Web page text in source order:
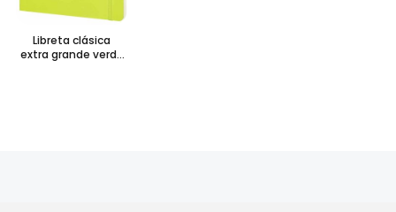
Libreta clásica
extra grande verde